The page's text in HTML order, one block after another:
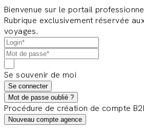
Bienvenue sur le portail
Rubrique exclusivement réservée
voyages.
Se souvenir de moi
Se connecter
Mot de passe oublié ?
Procédure de création de compte
Nouveau compte agence